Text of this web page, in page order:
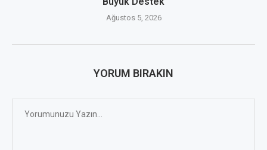
Ağustos 5, 2026
YORUM BIRAKIN